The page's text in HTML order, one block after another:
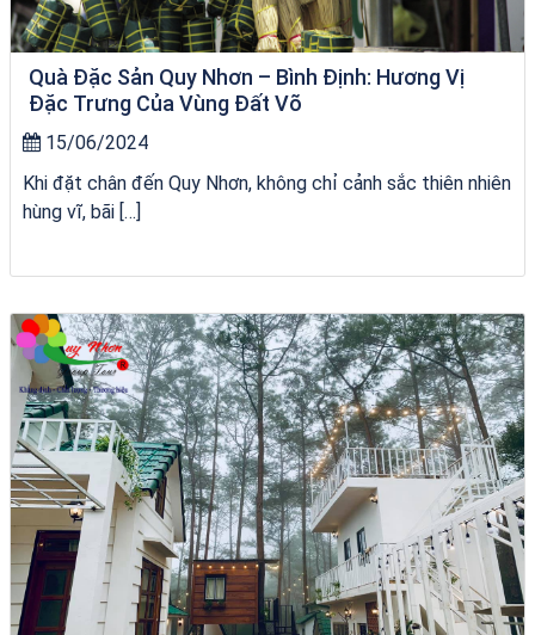
Quà Đặc Sản Quy Nhơn – Bình Định: Hương Vị
Đặc Trưng Của Vùng Đất Võ
15/06/2024
Khi đặt chân đến Quy Nhơn, không chỉ cảnh sắc thiên nhiên
hùng vĩ, bãi […]
chèo SUP tại Quy Nhơn